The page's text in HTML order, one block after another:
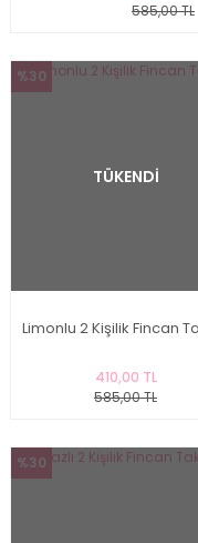
585,00 TL
%30
TÜKENDİ
Limonlu 2 Kişilik Fincan
410,00 TL
585,00 TL
%30